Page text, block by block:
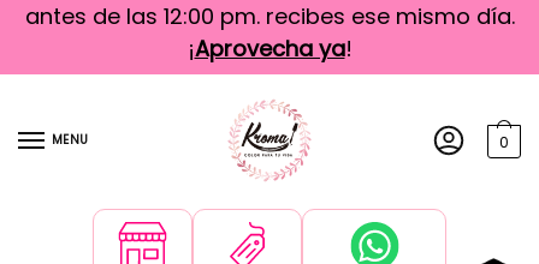
antes de las 12:00 pm. recibes ese mismo día.
¡Aprovecha ya!
MENU 0